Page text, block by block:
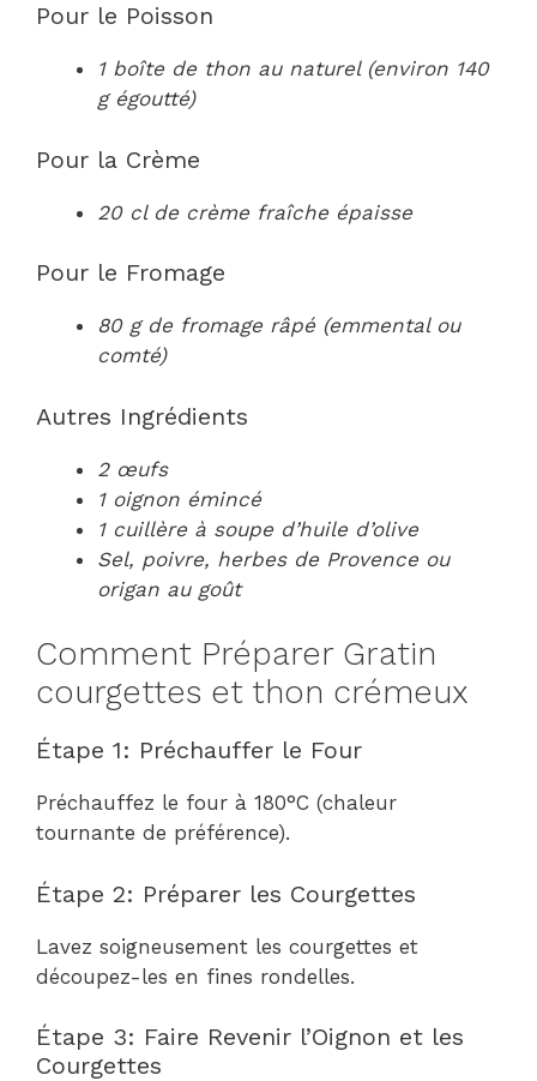
Pour le Poisson
1 boîte de thon au naturel (environ 140
g égoutté)
Pour la Crème
20 cl de crème fraîche épaisse
Pour le Fromage
80 g de fromage râpé (emmental ou
comté)
Autres Ingrédients
2 œufs
1 oignon émincé
1 cuillère à soupe d’huile d’olive
Sel, poivre, herbes de Provence ou
origan au goût
Comment Préparer Gratin
courgettes et thon crémeux
Étape 1: Préchauffer le Four
Préchauffez le four à 180°C (chaleur
tournante de préférence).
Étape 2: Préparer les Courgettes
Lavez soigneusement les courgettes et
découpez-les en fines rondelles.
Étape 3: Faire Revenir l’Oignon et les
Courgettes